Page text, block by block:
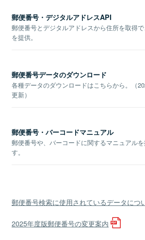
郵便番号・デジタルアドレスAPI
郵便番号とデジタルアドレスから住所を取得
を提供。
郵便番号データのダウンロード
各種データのダウンロードはこちらから。（
更新）
郵便番号・バーコードマニュアル
郵便番号や、バーコードに関するマニュアル
す。
郵便番号検索に使用されているデータにつ
2025年度版郵便番号の変更案内